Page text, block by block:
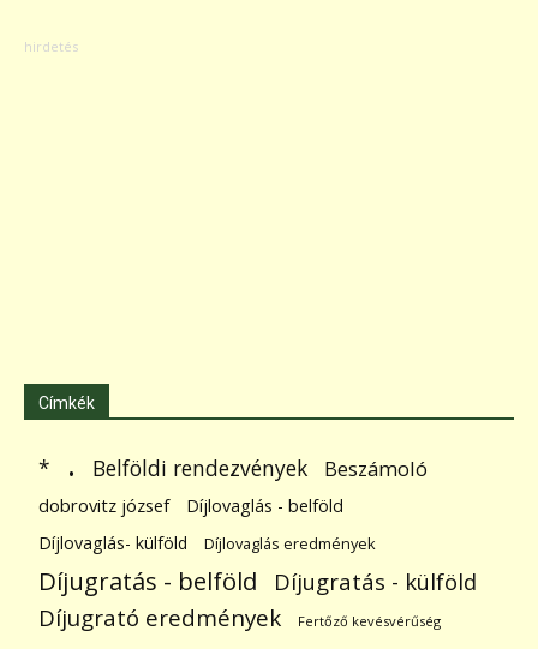
Címkék
* . Belföldi rendezvények Beszámoló
dobrovitz józsef
Díjlovaglás - belföld
Díjlovaglás- külföld
Díjlovaglás eredmények
Díjugratás - belföld Díjugratás - külföld
Díjugrató eredmények Fertőző kevésvérűség